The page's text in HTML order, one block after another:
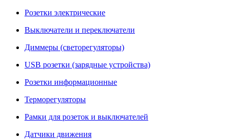
Розетки электрические
Выключатели и переключатели
Диммеры (светорегуляторы)
USB розетки (зарядные устройства)
Розетки информационные
Терморегуляторы
Рамки для розеток и выключателей
Датчики движения